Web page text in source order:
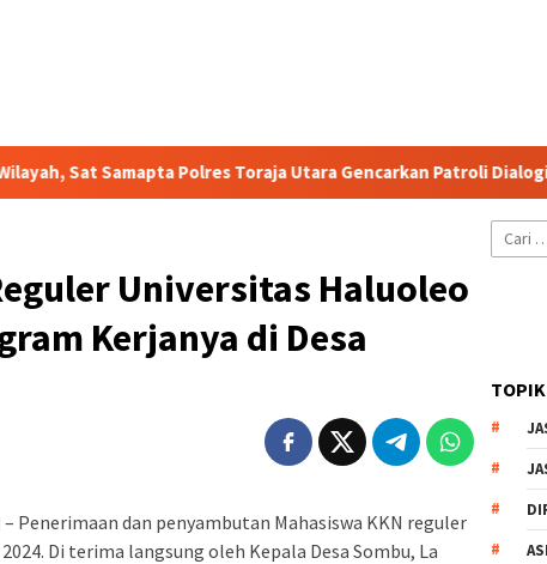
Samapta Polres Toraja Utara Gencarkan Patroli Dialogis dan
Universitas Haluoleo
Kerjanya di Desa
– Penerimaan dan penyambutan Mahasiswa KKN reguler
Di terima langsung oleh Kepala Desa Sombu, La
Cari
untuk: